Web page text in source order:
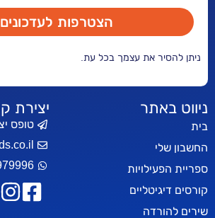
הצטרפות לעדכונים
את עצמך בכל עת.
יצירת קשר
טופס יצירת קשר
055-9979996